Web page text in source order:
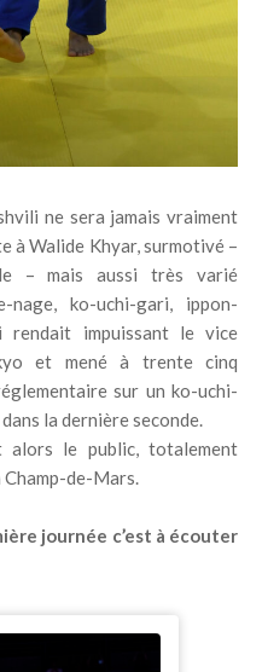
ne sera jamais vraiment
à Walide Khyar, surmotivé –
– mais aussi très varié
nage, ko-uchi-gari, ippon-
impuissant le vice
et mené à trente cinq
sur un ko-uchi-
la dernière seconde.
alors le public, totalement
Champ-de-Mars.
journée c’est à écouter